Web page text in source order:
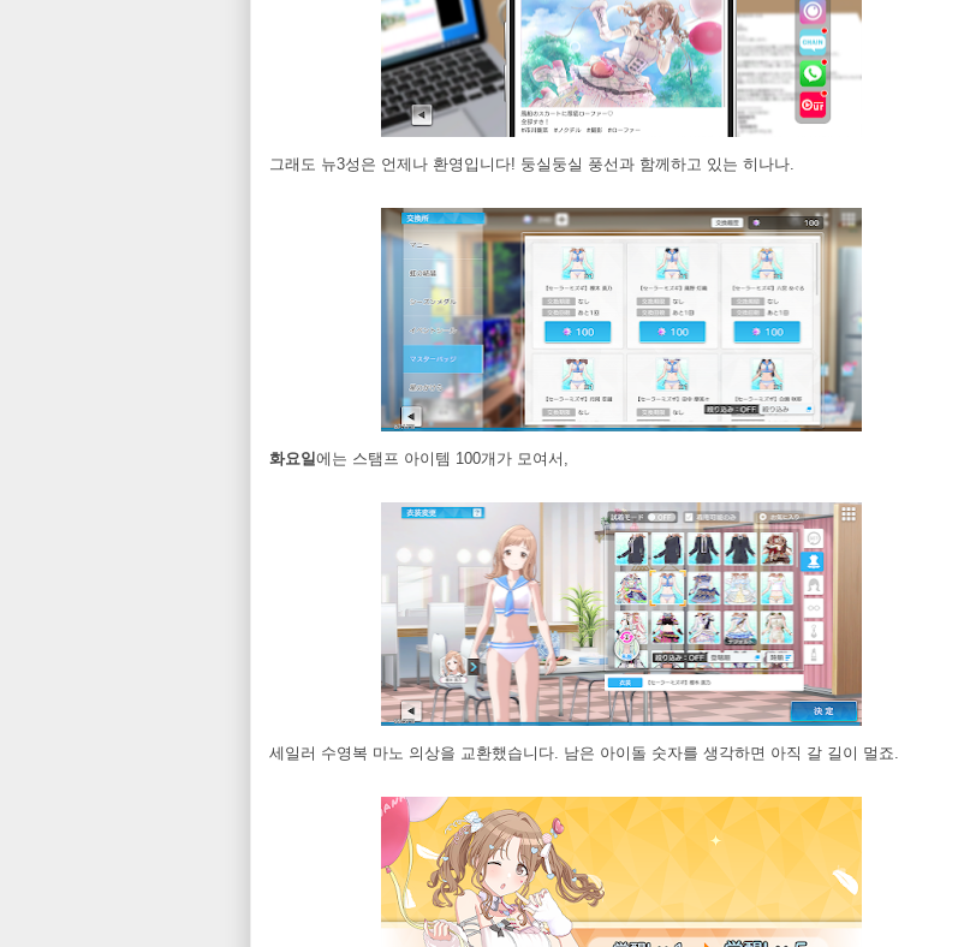
그래도 뉴3성은 언제나 환영입니다! 둥실둥실 풍선과 함께하고 있는 히나나.
화요일에는 스탬프 아이템 100개가 모여서,
세일러 수영복 마노 의상을 교환했습니다. 남은 아이돌 숫자를 생각하면 아직 갈 길이 멀죠.